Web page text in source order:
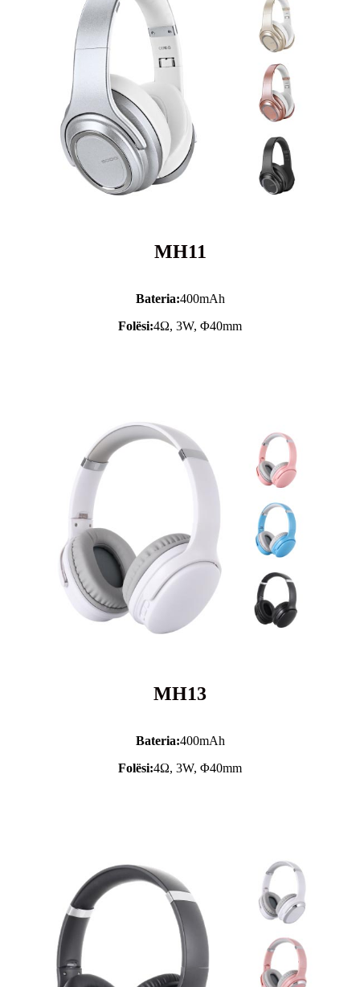
MH11
Bateria:400mAh
Folësi:4Ω, 3W, Φ40mm
MH13
Bateria:400mAh
Folësi:4Ω, 3W, Φ40mm